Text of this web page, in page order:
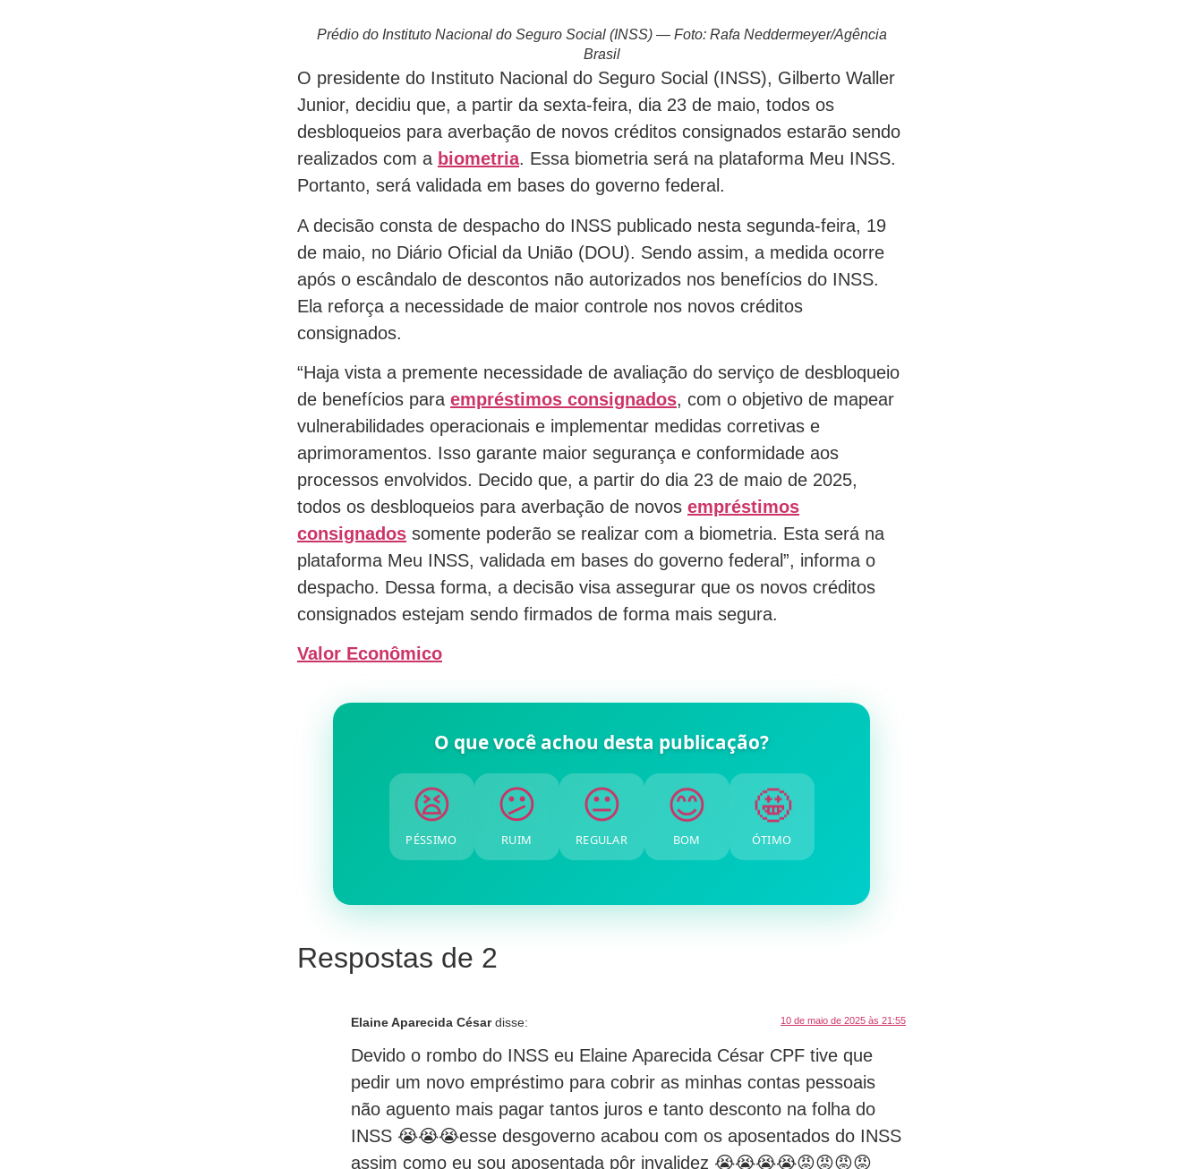
Prédio do Instituto Nacional do Seguro Social (INSS) — Foto: Rafa Neddermeyer/Agência
Brasil
O presidente do Instituto Nacional do Seguro Social (INSS), Gilberto Waller
Junior, decidiu que, a partir da sexta-feira, dia 23 de maio, todos os
desbloqueios para averbação de novos créditos consignados estarão sendo
realizados com a biometria. Essa biometria será na plataforma Meu INSS.
Portanto, será validada em bases do governo federal.
A decisão consta de despacho do INSS publicado nesta segunda-feira, 19
de maio, no Diário Oficial da União (DOU). Sendo assim, a medida ocorre
após o escândalo de descontos não autorizados nos benefícios do INSS.
Ela reforça a necessidade de maior controle nos novos créditos
consignados.
“Haja vista a premente necessidade de avaliação do serviço de desbloqueio
de benefícios para empréstimos consignados, com o objetivo de mapear
vulnerabilidades operacionais e implementar medidas corretivas e
aprimoramentos. Isso garante maior segurança e conformidade aos
processos envolvidos. Decido que, a partir do dia 23 de maio de 2025,
todos os desbloqueios para averbação de novos empréstimos
consignados somente poderão se realizar com a biometria. Esta será na
plataforma Meu INSS, validada em bases do governo federal”, informa o
despacho. Dessa forma, a decisão visa assegurar que os novos créditos
consignados estejam sendo firmados de forma mais segura.
Valor Econômico
O que você achou desta publicação?
😫
PÉSSIMO
😕
RUIM
😐
REGULAR
😊
BOM
🤩
ÓTIMO
Respostas de 2
Elaine Aparecida César disse: 10 de maio de 2025 às 21:55
Devido o rombo do INSS eu Elaine Aparecida César CPF tive que
pedir um novo empréstimo para cobrir as minhas contas pessoais
não aguento mais pagar tantos juros e tanto desconto na folha do
INSS 😭😭😭esse desgoverno acabou com os aposentados do INSS
assim como eu sou aposentada pôr invalidez 😭😭😭😭😡😡😡😡